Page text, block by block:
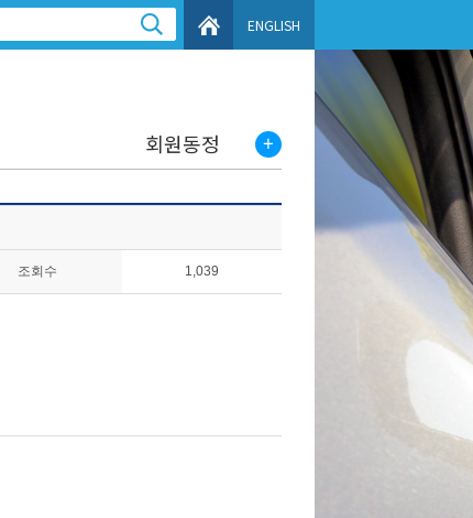
ENGLISH
회원동정
조회수 1,039